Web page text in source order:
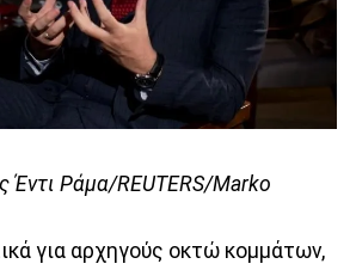
Ράμα/REUTERS/Marko
για αρχηγούς οκτώ κομμάτων,